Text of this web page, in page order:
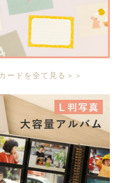
ードを全て見る＞＞